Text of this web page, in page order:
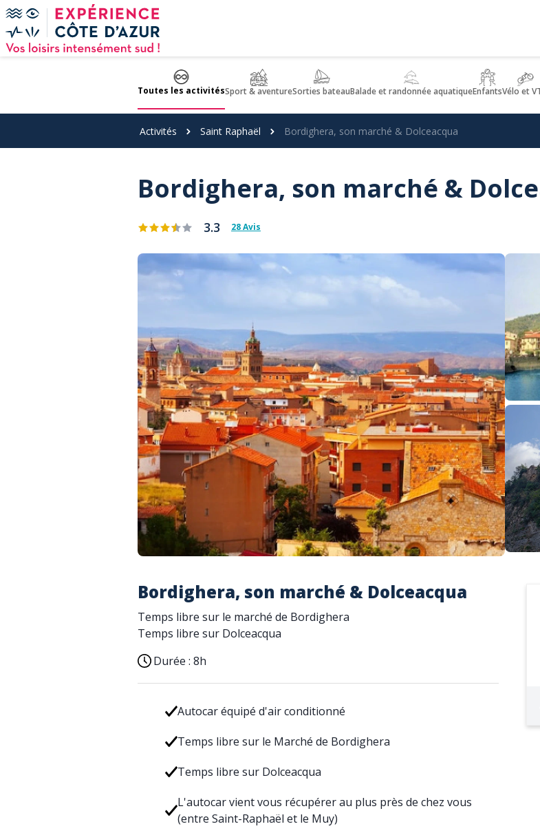
Panneau de gestion des cookies
Toutes les activitésSport & aventureSorties bateauBalade et randonnée aquatiqueEnfantsVélo et
Activités Saint Raphaël Bordighera, son marché & Dolceacqua
Bordighera, son marché &
3.3 28 Avis
Bordighera, son marché & Dolceacqua
Temps libre sur le marché de Bordighera
Temps libre sur Dolceacqua
Durée : 8h
Autocar équipé d'air conditionné
Temps libre sur le Marché de Bordighera
Temps libre sur Dolceacqua
L'autocar vient vous récupérer au plus près de chez vous
(entre Saint-Raphaël et le Muy)